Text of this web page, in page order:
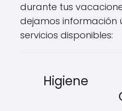
durante tus
dejamos información
servicios disponibles:
Higiene